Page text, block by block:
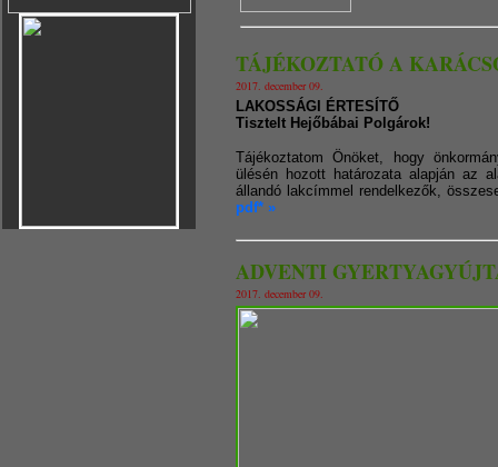
TÁJÉKOZTATÓ A
2017. december 09.
LAKOSSÁGI ÉRTESÍTŐ
Tisztelt Hejőbábai Polgárok!
Tájékoztatom Önöket, hogy
ülésén hozott határozata alapján az
állandó lakcímmel rendelkezők,
pdf* »
ADVENTI
2017. december 09.